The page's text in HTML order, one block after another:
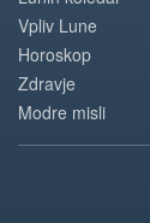
Vpliv Lune
Horoskop
Zdravje
Modre misli